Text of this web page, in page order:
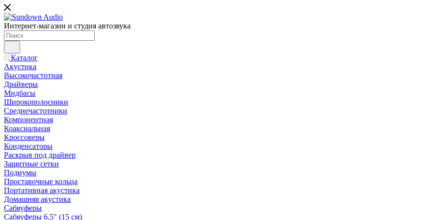
Интернет-магазин и студия автозвука
Каталог
Акустика
Высокочастотная
Драйверы
Мидбасы
Широкополосники
Среднечастотники
Компонентная
Коаксиальная
Кроссоверы
Конденсаторы
Раскрыв под драйвер
Защитные сетки
Подиумы
Проставочные кольца
Портативная акустика
Домашняя акустика
Сабвуферы
Сабвуферы 6.5" (15 см)